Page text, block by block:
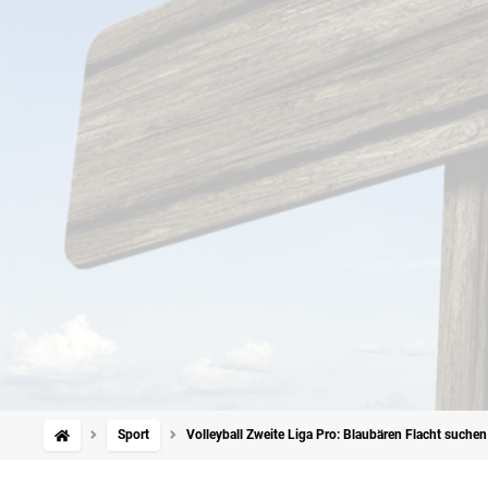
Sport Volleyball Zweite Liga Pro: Blaubären Flacht